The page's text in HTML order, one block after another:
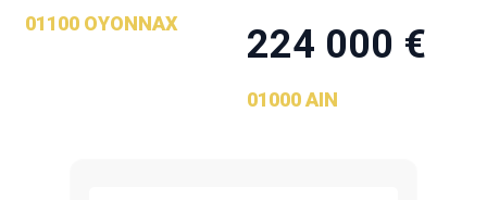
01100 OYONNAX 224 000 €
01000 AIN